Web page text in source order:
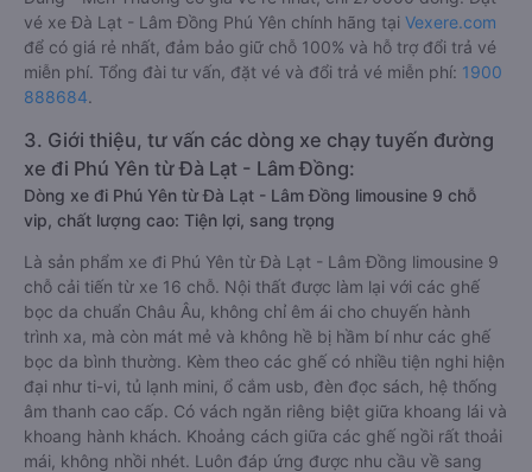
vé xe Đà Lạt - Lâm Đồng Phú Yên chính hãng tại Vexere.com
để có giá rẻ nhất, đảm bảo giữ chỗ 100% và hỗ trợ đổi trả vé
miễn phí. Tổng đài tư vấn, đặt vé và đổi trả vé miễn phí: 1900
888684.
3. Giới thiệu, tư vấn các dòng xe chạy tuyến đường
xe đi Phú Yên từ Đà Lạt - Lâm Đồng:
Dòng xe đi Phú Yên từ Đà Lạt - Lâm Đồng limousine 9 chỗ
vip, chất lượng cao: Tiện lợi, sang trọng
Là sản phẩm xe đi Phú Yên từ Đà Lạt - Lâm Đồng limousine 9
chỗ cải tiến từ xe 16 chỗ. Nội thất được làm lại với các ghế
bọc da chuẩn Châu Âu, không chỉ êm ái cho chuyến hành
trình xa, mà còn mát mẻ và không hề bị hầm bí như các ghế
bọc da bình thường. Kèm theo các ghế có nhiều tiện nghi hiện
đại như ti-vi, tủ lạnh mini, ổ cắm usb, đèn đọc sách, hệ thống
âm thanh cao cấp. Có vách ngăn riêng biệt giữa khoang lái và
khoang hành khách. Khoảng cách giữa các ghế ngồi rất thoải
mái, không nhồi nhét. Luôn đáp ứng được nhu cầu về sang